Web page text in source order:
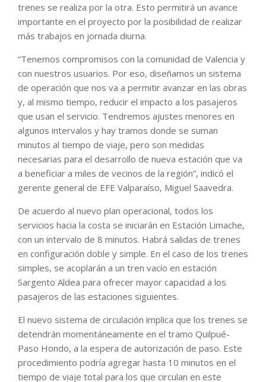
trenes se realiza por la otra. Esto permitirá un avance
importante en el proyecto por la posibilidad de realizar
más trabajos en jornada diurna.
“Tenemos compromisos con la comunidad de Valencia y
con nuestros usuarios. Por eso, diseñamos un sistema
de operación que nos va a permitir avanzar en las obras
y, al mismo tiempo, reducir el impacto a los pasajeros
que usan el servicio. Tendremos ajustes menores en
algunos intervalos y hay tramos donde se suman
minutos al tiempo de viaje, pero son medidas
necesarias para el desarrollo de nueva estación que va
a beneficiar a miles de vecinos de la región”, indicó el
gerente general de EFE Valparaíso, Miguel Saavedra.
De acuerdo al nuevo plan operacional, todos los
servicios hacia la costa se iniciarán en Estación Limache,
con un intervalo de 8 minutos. Habrá salidas de trenes
en configuración doble y simple. En el caso de los trenes
simples, se acoplarán a un tren vacío en estación
Sargento Aldea para ofrecer mayor capacidad a los
pasajeros de las estaciones siguientes.
El nuevo sistema de circulación implica que los trenes se
detendrán momentáneamente en el tramo Quilpué-
Paso Hondo, a la espera de autorización de paso. Este
procedimiento podría agregar hasta 10 minutos en el
tiempo de viaje total para los que circulan en este